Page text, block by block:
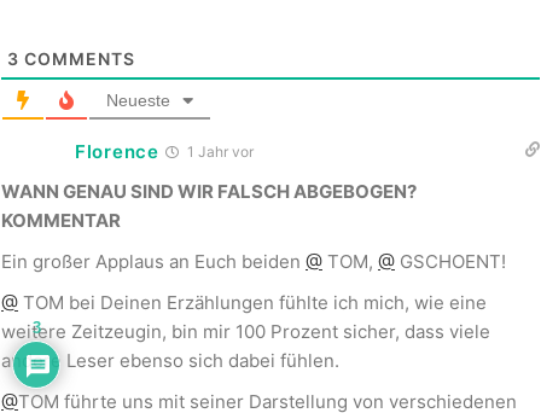
3 COMMENTS
Neueste
Florence 1 Jahr vor
WANN GENAU SIND WIR FALSCH ABGEBOGEN?
KOMMENTAR
Ein großer Applaus an Euch beiden @ TOM, @ GSCHOENT!
@ TOM bei Deinen Erzählungen fühlte ich mich, wie eine
weitere Zeitzeugin, bin mir 100 Prozent sicher, dass viele
andere Leser ebenso sich dabei fühlen.
@TOM führte uns mit seiner Darstellung von verschiedenen
3